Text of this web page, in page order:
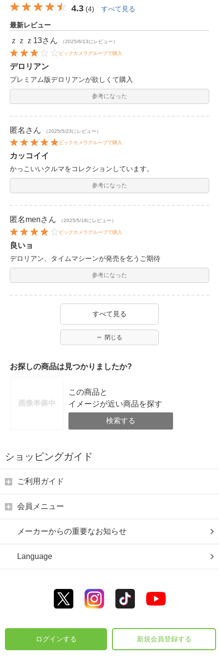
4.3 (4) すべて見る
最新レビュー
ｚｚｚ13さん （2025/6/13にレビュー）
ビックカメラグループで購入
デロリアン
プレミアム版デロリアンが欲しくて購入
参考になった
匿名 さん （2025/5/23にレビュー）
ビックカメラグループで購入
カッコイイ
かっこいいクルマをコレクションしています。
参考になった
匿名menさん （2025/5/18にレビュー）
ビックカメラグループで購入
良いョ
デロリアン、タイムマシーンが発売を乞うご期待
参考になった
すべて見る
閉じる
お探しの商品は見つかりましたか?
この商品と
イメージが近い商品を探す
検索する
ショッピングガイド
ご利用ガイド
会員メニュー
メーカーからの重要なお知らせ
Language
ログインする 新規会員登録する